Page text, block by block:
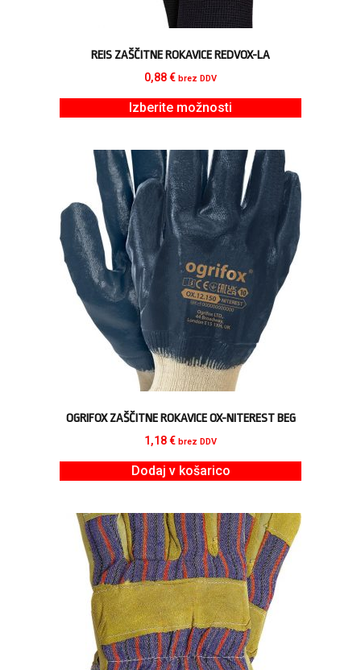
REIS ZAŠČITNE ROKAVICE REDVOX-LA
0,88€ brez DDV
Izberite možnosti
OGRIFOX ZAŠČITNE ROKAVICE OX-NITEREST BEG
1,18€ brez DDV
Dodaj v košarico